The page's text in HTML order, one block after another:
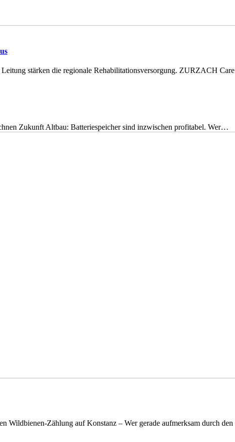
stärken die regionale Rehabilitationsversorgung. ZURZACH
Zukunft Altbau: Batteriespeicher sind inzwischen profitabel. Wer…
Wildbienen-Zählung auf Konstanz – Wer gerade aufmerksam durch